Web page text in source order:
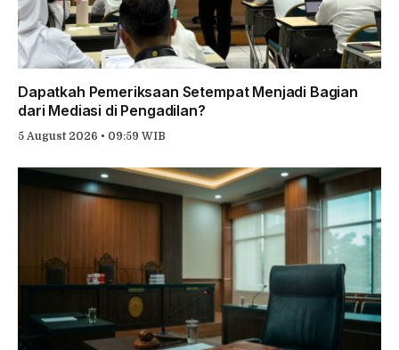
Dapatkah Pemeriksaan Setempat Menjadi Bagian
dari Mediasi di Pengadilan?
5 August 2026 • 09:59 WIB